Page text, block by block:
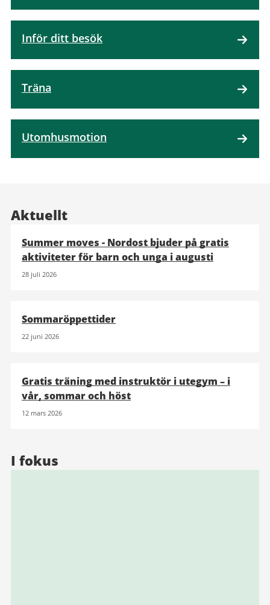
Inför ditt besök
Träna
Utomhusmotion
Aktuellt
Summer moves - Nordost bjuder på gratis
aktiviteter för barn och unga i augusti
28 juli 2026
Sommaröppettider
22 juni 2026
Gratis träning med instruktör i utegym – i
vår, sommar och höst
12 mars 2026
I fokus